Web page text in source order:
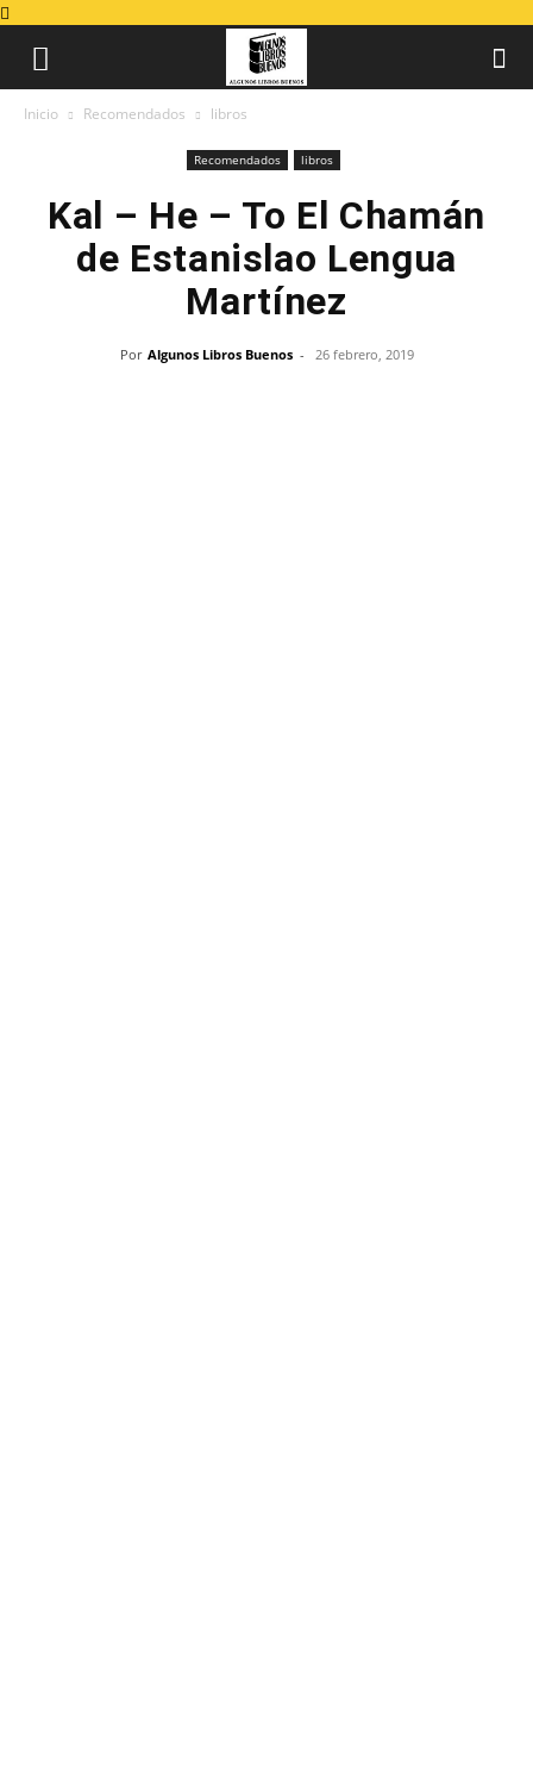
Inicio Recomendados libros
Recomendados libros
Kal – He – To El Chamán
de Estanislao Lengua
Martínez
Por Algunos Libros Buenos - 26 febrero, 2019